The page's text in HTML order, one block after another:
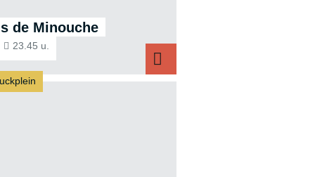
de Minouche
23.45 u.